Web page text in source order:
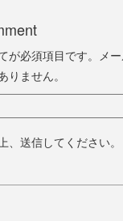
が必須項目です。メ
りません。
、送信してください。